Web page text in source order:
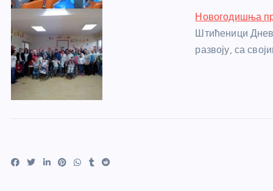
Новогодишња
Штићеници
развоју, са